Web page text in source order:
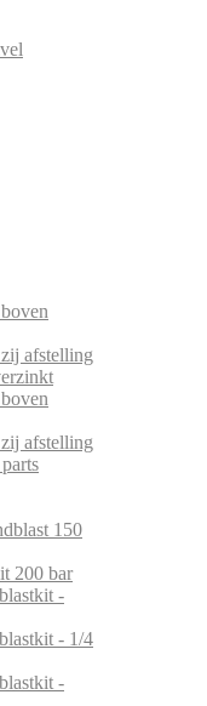
afstelling
afstelling
150
200 bar
-
- 1/4
-